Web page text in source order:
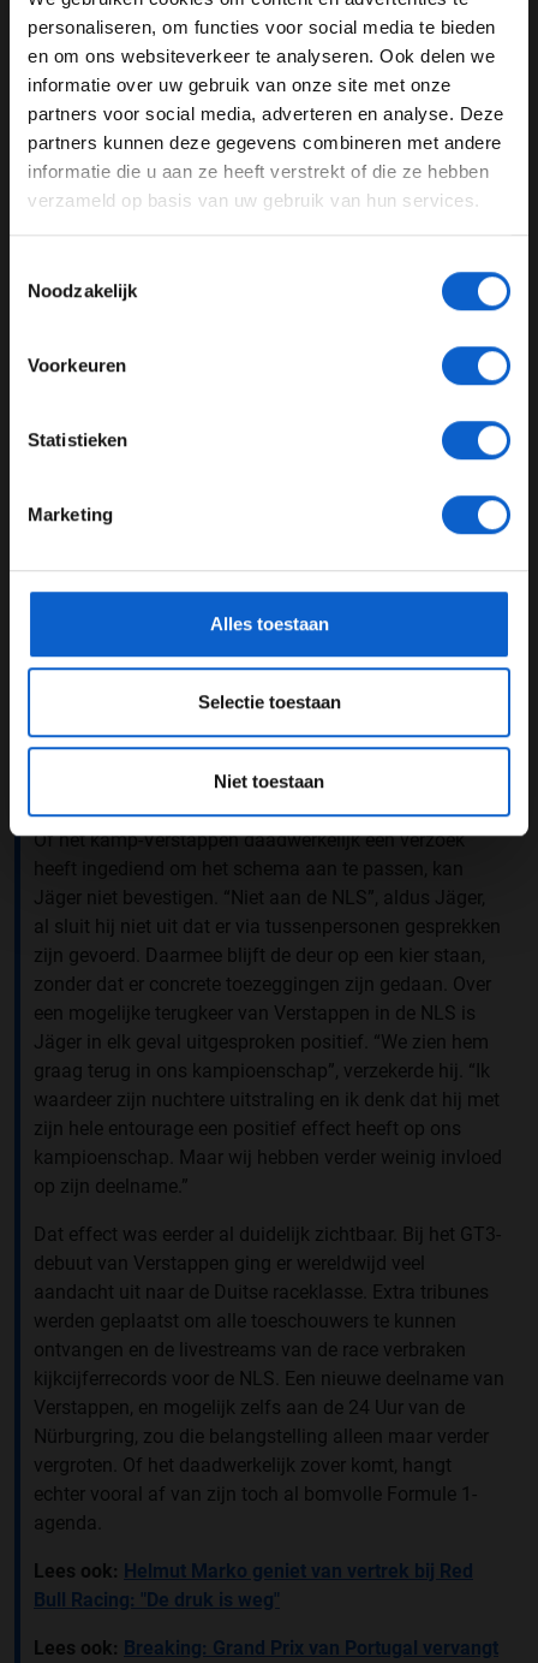
personaliseren, om functies voor social media te bieden
en om ons websiteverkeer te analyseren. Ook delen we
informatie over uw gebruik van onze site met onze
partners voor social media, adverteren en analyse. Deze
partners kunnen deze gegevens combineren met andere
informatie die u aan ze heeft verstrekt of die ze hebben
verzameld op basis van uw gebruik van hun services.
Noodzakelijk
Voorkeuren
Statistieken
Marketing
Alles toestaan
Selectie toestaan
Niet toestaan
dat graag. Maar dat moet nog onderzocht worden.”
Verzoek ingediend
Of het kamp-Verstappen daadwerkelijk een verzoek
heeft ingediend om het schema aan te passen, kan
Jäger niet bevestigen. “Niet aan de NLS”, aldus Jäger,
al sluit hij niet uit dat er via tussenpersonen gesprekken
zijn gevoerd. Daarmee blijft de deur op een kier staan,
zonder dat er concrete toezeggingen zijn gedaan. Over
een mogelijke terugkeer van Verstappen in de NLS is
Jäger in elk geval uitgesproken positief. “We zien hem
graag terug in ons kampioenschap”, verzekerde hij. “Ik
waardeer zijn nuchtere uitstraling en ik denk dat hij met
zijn hele entourage een positief effect heeft op ons
kampioenschap. Maar wij hebben verder weinig invloed
op zijn deelname.”
Dat effect was eerder al duidelijk zichtbaar. Bij het GT3-
debuut van Verstappen ging er wereldwijd veel
aandacht uit naar de Duitse raceklasse. Extra tribunes
werden geplaatst om alle toeschouwers te kunnen
ontvangen en de livestreams van de race verbraken
kijkcijferrecords voor de NLS. Een nieuwe deelname van
Verstappen, en mogelijk zelfs aan de 24 Uur van de
Nürburgring, zou die belangstelling alleen maar verder
vergroten. Of het daadwerkelijk zover komt, hangt
echter vooral af van zijn toch al bomvolle Formule 1-
agenda.
Lees ook: Helmut Marko geniet van vertrek bij Red
Bull Racing: "De druk is weg"
Lees ook: Breaking: Grand Prix van Portugal vervangt
WELKOM BIJ GRAND PRIX RADIO
Ben je 24 jaar of ouder?
Pas je advertentie instellingen aan en klik hieronder om
door te gaan naar de website!
Advertentie instellingen
voor meer informatie over
gegevensgebruik en -bescherming.